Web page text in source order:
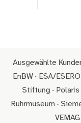
Ausgewählte
EnBW · ESA/
Stiftung · Polaris
Ruhrmuseum ·